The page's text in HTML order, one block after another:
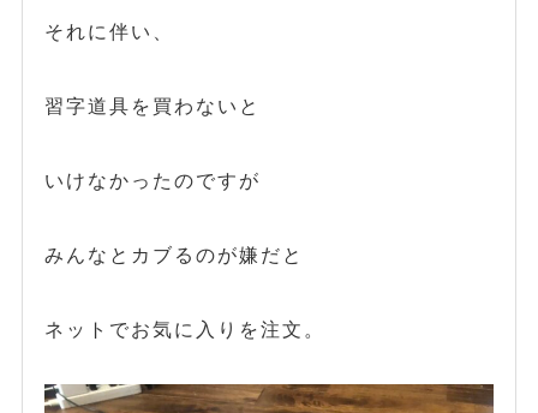
それに伴い、
習字道具を買わないと
いけなかったのですが
みんなとカブるのが嫌だと
ネットでお気に入りを注文。